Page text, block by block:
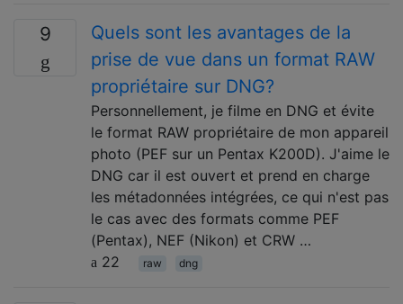
9
Quels sont les avantages de la
prise de vue dans un format RAW
propriétaire sur DNG?
Personnellement, je filme en DNG et évite
le format RAW propriétaire de mon appareil
photo (PEF sur un Pentax K200D). J'aime le
DNG car il est ouvert et prend en charge
les métadonnées intégrées, ce qui n'est pas
le cas avec des formats comme PEF
(Pentax), NEF (Nikon) et CRW …
22
raw dng